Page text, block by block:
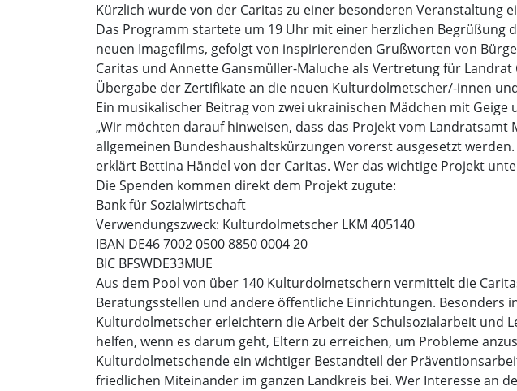
Kürzlich wurde von der Caritas zu einer besonderen
Das Programm startete um 19 Uhr mit einer herzlichen Begrüßung
neuen Imagefilms, gefolgt von inspirierenden Grußworten von
Caritas und Annette Gansmüller-Maluche als Vertretung für
Übergabe der Zertifikate an die neuen Kulturdolmetscher/-innen
Ein musikalischer Beitrag von zwei ukrainischen Mädchen mit
„Wir möchten darauf hinweisen, dass das Projekt vom
allgemeinen Bundeshaushaltskürzungen vorerst ausgesetzt
erklärt Bettina Händel von der Caritas. Wer das wichtige Projekt
Die Spenden kommen direkt dem Projekt zugute:
Bank für Sozialwirtschaft
Verwendungszweck: Kulturdolmetscher LKM 405140
IBAN DE46 7002 0500 8850 0004 20
BIC BFSWDE33MUE
Aus dem Pool von über 140 Kulturdolmetschern vermittelt die
Beratungsstellen und andere öffentliche Einrichtungen. Besonders
Kulturdolmetscher erleichtern die Arbeit der Schulsozialarbeit und
helfen, wenn es darum geht, Eltern zu erreichen, um Probleme
Kulturdolmetschende ein wichtiger Bestandteil der
friedlichen Miteinander im ganzen Landkreis bei. Wer Interesse an